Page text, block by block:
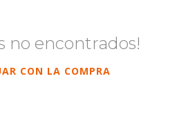
no encontrados!
CON LA COMPRA